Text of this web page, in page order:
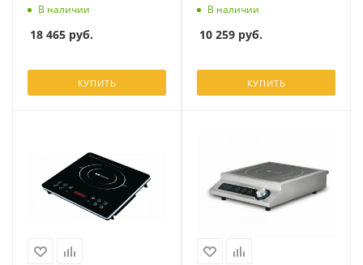
В наличии
18 465 руб.
КУПИТЬ
В наличии
10 259 руб.
КУПИТЬ